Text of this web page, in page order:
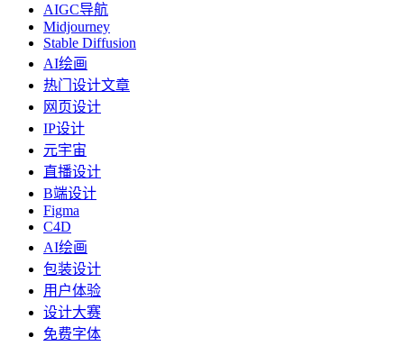
AIGC导航
Midjourney
Stable Diffusion
AI绘画
热门设计文章
网页设计
IP设计
元宇宙
直播设计
B端设计
Figma
C4D
AI绘画
包装设计
用户体验
设计大赛
免费字体